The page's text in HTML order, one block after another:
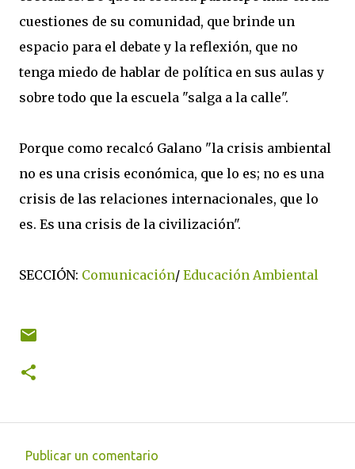
cuestiones de su comunidad, que brinde un
espacio para el debate y la reflexión, que no
tenga miedo de hablar de política en sus aulas y
sobre todo que la escuela "salga a la calle".
Porque como recalcó Galano "la crisis ambiental
no es una crisis económica, que lo es; no es una
crisis de las relaciones internacionales, que lo
es. Es una crisis de la civilización".
SECCIÓN: Comunicación/ Educación Ambiental
Publicar un comentario